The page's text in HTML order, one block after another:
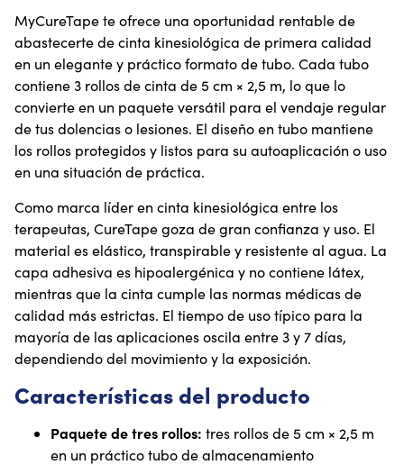
MyCureTape te ofrece una oportunidad rentable de
abastecerte de cinta kinesiológica de primera calidad
en un elegante y práctico formato de tubo. Cada tubo
contiene 3 rollos de cinta de 5 cm × 2,5 m, lo que lo
convierte en un paquete versátil para el vendaje regular
de tus dolencias o lesiones. El diseño en tubo mantiene
los rollos protegidos y listos para su autoaplicación o uso
en una situación de práctica.
Como marca líder en cinta kinesiológica entre los
terapeutas, CureTape goza de gran confianza y uso. El
material es elástico, transpirable y resistente al agua. La
capa adhesiva es hipoalergénica y no contiene látex,
mientras que la cinta cumple las normas médicas de
calidad más estrictas. El tiempo de uso típico para la
mayoría de las aplicaciones oscila entre 3 y 7 días,
dependiendo del movimiento y la exposición.
Características del producto
Paquete de tres rollos: tres rollos de 5 cm × 2,5 m
en un práctico tubo de almacenamiento